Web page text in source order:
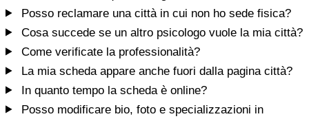
Posso reclamare una città in cui non ho sede fisica?
Cosa succede se un altro psicologo vuole la mia città?
Come verificate la professionalità?
La mia scheda appare anche fuori dalla pagina città?
In quanto tempo la scheda è online?
Posso modificare bio, foto e specializzazioni in